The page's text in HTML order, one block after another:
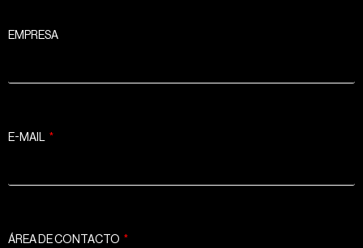
EMPRESA
E-MAIL
ÁREA DE CONTACTO